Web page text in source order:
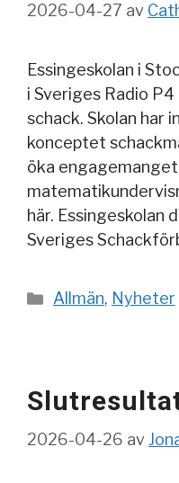
2026-04-27 av
Essingeskolan i
i Sveriges Radio
schack. Skolan har
konceptet
öka engagemanget
här. Essingeskolan
Sveriges
Kategorier
Allmän, Nyheter
2026-04-26 av